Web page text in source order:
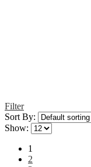
Filter
Sort By:
Show:
1
2